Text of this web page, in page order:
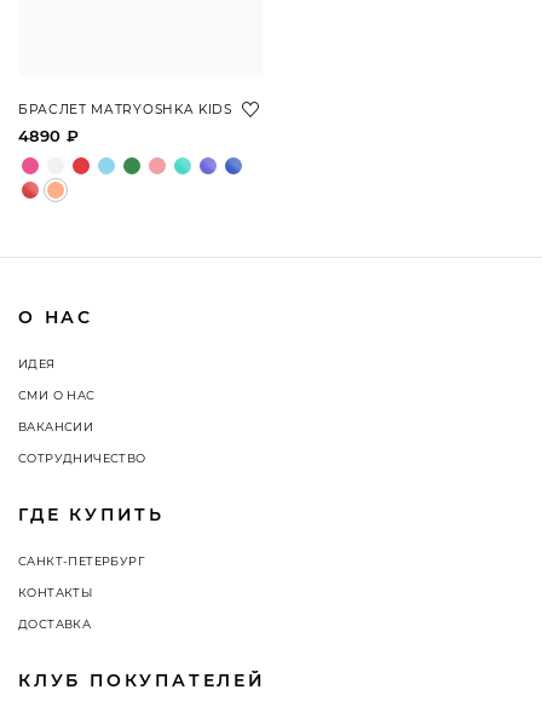
БРАСЛЕТ MATRYOSHKA KIDS
4890 ₽
О НАС
ИДЕЯ
СМИ О НАС
ВАКАНСИИ
СОТРУДНИЧЕСТВО
ГДЕ КУПИТЬ
САНКТ-ПЕТЕРБУРГ
КОНТАКТЫ
ДОСТАВКА
КЛУБ ПОКУПАТЕЛЕЙ